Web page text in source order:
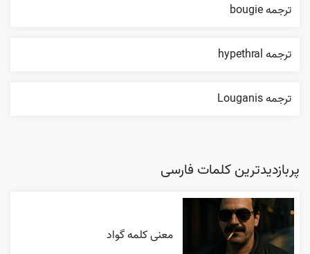
ترجمه bougie
ترجمه hypethral
ترجمه Louganis
پربازدیدترین کلمات فارسی
معنی کلمه گواد